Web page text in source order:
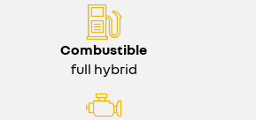
Combustible
full hybrid